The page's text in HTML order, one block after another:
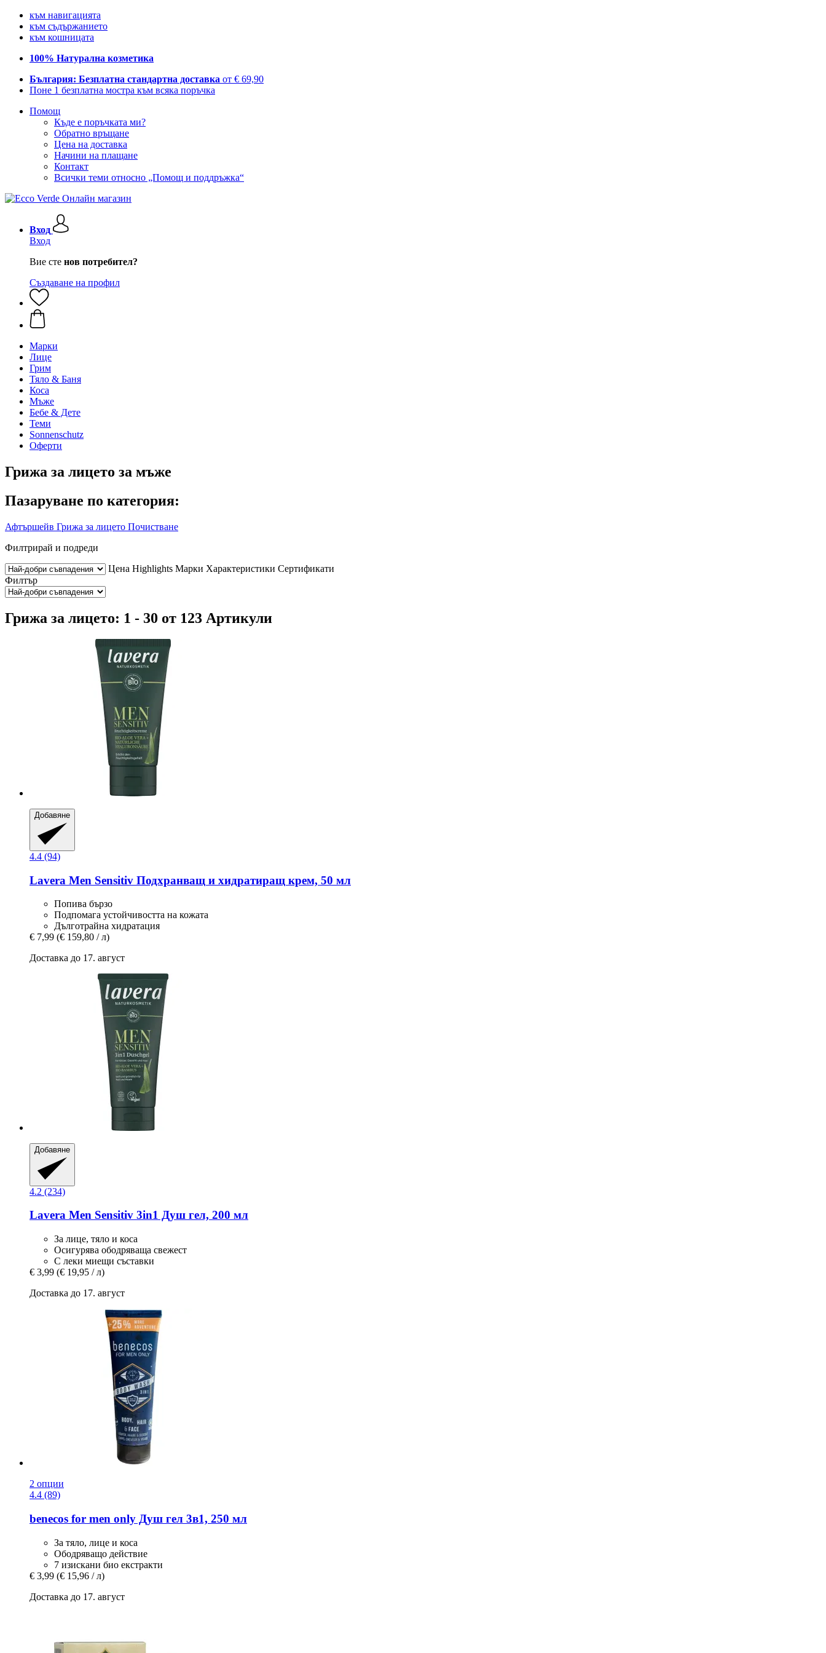
към навигацията
към съдържанието
към кошницата
100% Натурална козметика
България: Безплатна стандартна доставка от € 69,90
Поне 1 безплатна мостра към всяка поръчка
Помощ
Къде е поръчката ми?
Обратно връщане
Цена на доставка
Начини на плащане
Контакт
Всички теми относно „Помощ и поддръжка“
Вход
Вход
Вие сте нов потребител?
Създаване на профил
Марки
Лице
Грим
Тяло & Баня
Коса
Мъже
Бебе & Дете
Теми
Sonnenschutz
Оферти
Грижа за лицето за мъже
Пазаруване по категория:
Афтършейв Грижа за лицето Почистване
Филтрирай и подреди
Цена Highlights Марки Характеристики Сертификати
Филтър
Грижа за лицето: 1 - 30 от 123 Артикули
Добавяне
4.4 (94)
Lavera Men Sensitiv Подхранващ и хидратиращ крем, 50 мл
Попива бързо
Подпомага устойчивостта на кожата
Дълготрайна хидратация
€ 7,99 (€ 159,80 / л)
Доставка до 17. август
Добавяне
4.2 (234)
Lavera Men Sensitiv 3in1 Душ гел, 200 мл
За лице, тяло и коса
Осигурява ободряваща свежест
С леки миещи съставки
€ 3,99 (€ 19,95 / л)
Доставка до 17. август
2 опции
4.4 (89)
benecos for men only Душ гел 3в1, 250 мл
За тяло, лице и коса
Ободряващо действие
7 изискани био екстракти
€ 3,99 (€ 15,96 / л)
Доставка до 17. август